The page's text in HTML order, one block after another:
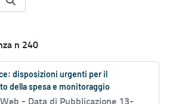
n 240
disposizioni urgenti per il
della spesa e monitoraggio
- Data di Pubblicazione 13-